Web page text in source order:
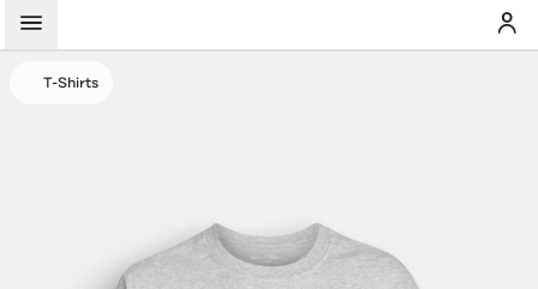
Menü
T-Shirts